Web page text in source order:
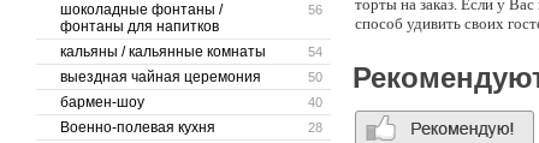
56
шоколадные фонтаны /
фонтаны для напитков
54
кальяны / кальянные комнаты
50
выездная чайная церемония
40
бармен-шоу
28
Военно-полевая кухня
торты на заказ. Если у
способ удивить своих